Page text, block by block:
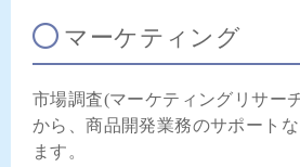
マーケティング
市場調査(マーケティングリサー
から、商品開発業務のサポート
ます。